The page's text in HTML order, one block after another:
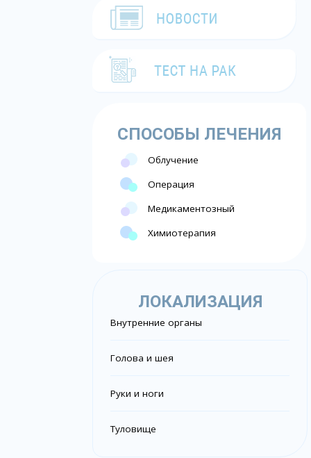
СПОСОБЫ ЛЕЧЕНИЯ
Облучение
Операция
Медикаментозный
Химиотерапия
ЛОКАЛИЗАЦИЯ
Внутренние органы
Голова и шея
Руки и ноги
Туловище